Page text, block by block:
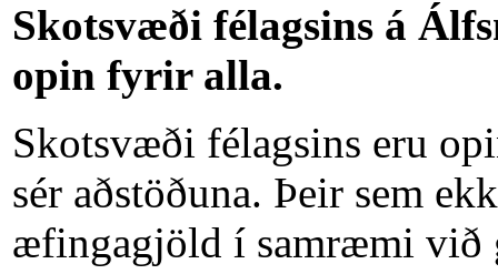
Skotsvæði félagsins á
opin fyrir alla.
Skotsvæði félagsins eru
sér aðstöðuna. Þeir sem
æfingagjöld í samræmi við